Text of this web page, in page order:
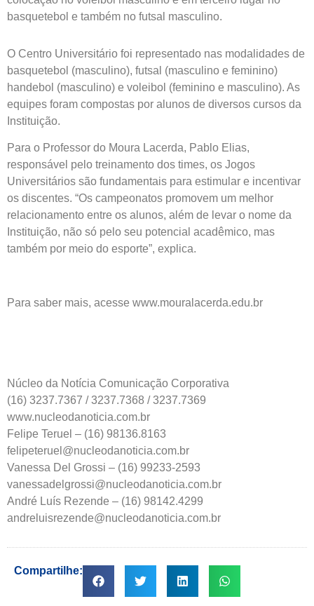
basquetebol e também no futsal masculino.
O Centro Universitário foi representado nas modalidades de
basquetebol (masculino), futsal (masculino e feminino)
handebol (masculino) e voleibol (feminino e masculino). As
equipes foram compostas por alunos de diversos cursos da
Instituição.
Para o Professor do Moura Lacerda, Pablo Elias,
responsável pelo treinamento dos times, os Jogos
Universitários são fundamentais para estimular e incentivar
os discentes. “Os campeonatos promovem um melhor
relacionamento entre os alunos, além de levar o nome da
Instituição, não só pelo seu potencial acadêmico, mas
também por meio do esporte”, explica.
Para saber mais, acesse www.mouralacerda.edu.br
Núcleo da Notícia Comunicação Corporativa
(16) 3237.7367 / 3237.7368 / 3237.7369
www.nucleodanoticia.com.br
Felipe Teruel – (16) 98136.8163
felipeteruel@nucleodanoticia.com.br
Vanessa Del Grossi – (16) 99233-2593
vanessadelgrossi@nucleodanoticia.com.br
André Luís Rezende – (16) 98142.4299
andreluisrezende@nucleodanoticia.com.br
Compartilhe: